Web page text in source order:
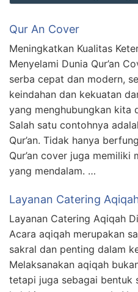
Qur An Cover
Meningkatkan Kualitas
Menyelami Dunia Qur’an
serba cepat dan modern,
keindahan dan kekuatan
yang menghubungkan kita
Salah satu contohnya
Qur’an. Tidak hanya
Qur’an cover juga memiliki
yang mendalam. …
Layanan Catering
Layanan Catering Aqiqah
Acara aqiqah merupakan
sakral dan penting dalam
Melaksanakan aqiqah
tetapi juga sebagai bentuk